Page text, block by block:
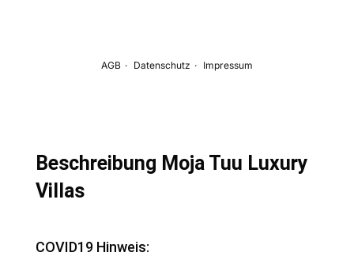
Beschreibung Moja Tuu Luxury
Villas
COVID19 Hinweis: